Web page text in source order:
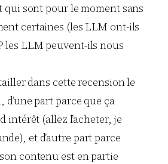
qui sont pour le moment sans
certaines (les LLM ont-ils
les LLM peuvent-ils nous
dans cette recension le
part parce que ça
intérêt (allez l’acheter, je
et d’autre part parce
contenu est en partie